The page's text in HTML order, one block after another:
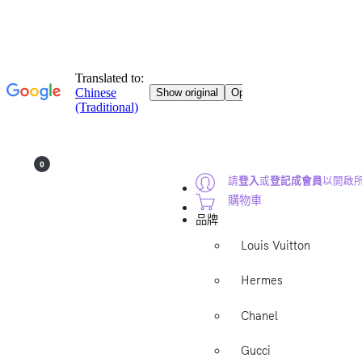
請登入或登記成會員以開啟
0
購物車
品牌
Louis Vuitton
Hermes
Chanel
Gucci